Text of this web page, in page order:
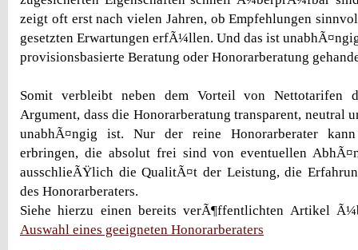
zeigt oft erst nach vielen Jahren, ob Empfehlungen
gesetzten Erwartungen erfÃ¼llen. Und das ist
provisionsbasierte Beratung oder Honorarberatung
Somit verbleibt neben dem Vorteil von Nettotarifen
Argument, dass die Honorarberatung transparent, neutral
unabhÃ¤ngig ist. Nur der reine Honorarberater kann
erbringen, die absolut frei sind von eventuellen
ausschlieÃŸlich die QualitÃ¤t der Leistung, die
des Honorarberaters.
Siehe hierzu einen bereits verÃ¶ffentlichten Artikel
Auswahl eines geeigneten Honorarberaters